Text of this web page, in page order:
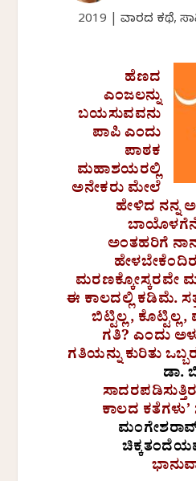
2019
ವಾರದ ಕಥೆ,
ಹೆಣದ
ಎಂಜಲನ್ನು
ಬಯಸುವವನು
ಪಾಪಿ ಎಂದು
ಪಾಠಕ
ಮಹಾಶಯರಲ್ಲಿ
ಅನೇಕರು ಮೇಲೆ
ಹೇಳಿದ ನನ್ನ
ಅಂತಹರಿಗೆ
ಮರಣಕ್ಕೋಸ್ಕರವೇ
ಈ ಕಾಲದಲ್ಲಿ ಕಡಿಮೆ.
ಬಿಟ್ಟಿಲ್ಲ,
ಗತಿ? ಎಂದು
ಗತಿಯನ್ನು ಕುರಿತು
ಡಾ.
ಕಾಲದ